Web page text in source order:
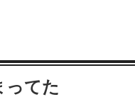
ってた